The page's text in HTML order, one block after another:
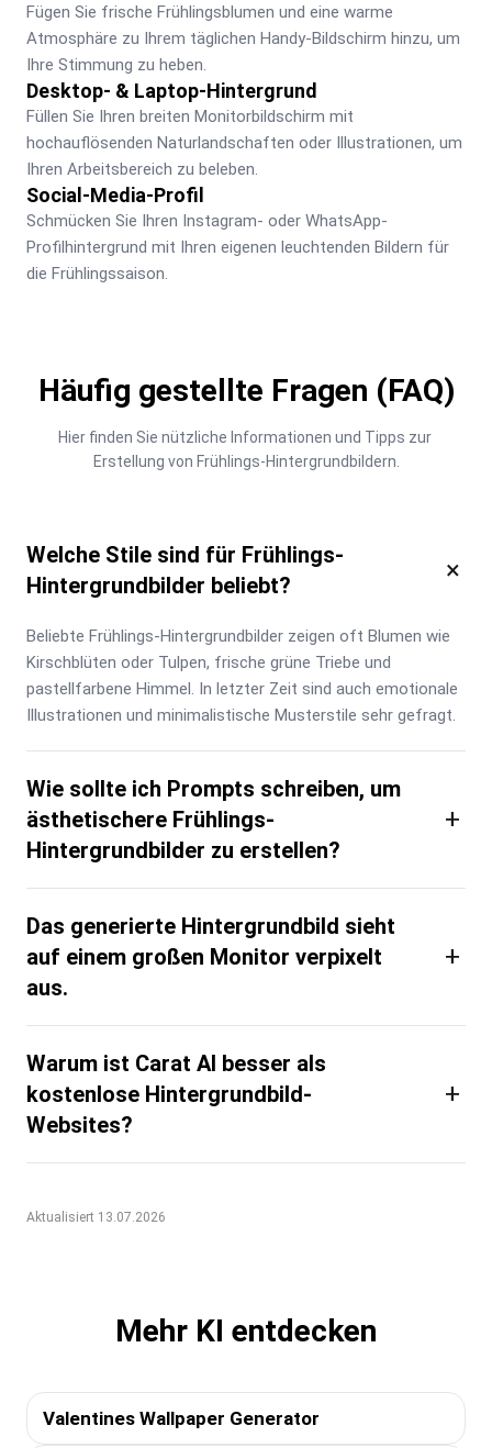
Fügen Sie frische Frühlingsblumen und eine warme
Atmosphäre zu Ihrem täglichen Handy-Bildschirm hinzu, um
Ihre Stimmung zu heben.
Desktop- & Laptop-Hintergrund
Füllen Sie Ihren breiten Monitorbildschirm mit
hochauflösenden Naturlandschaften oder Illustrationen, um
Ihren Arbeitsbereich zu beleben.
Social-Media-Profil
Schmücken Sie Ihren Instagram- oder WhatsApp-
Profilhintergrund mit Ihren eigenen leuchtenden Bildern für
die Frühlingssaison.
Häufig gestellte Fragen (FAQ)
Hier finden Sie nützliche Informationen und Tipps zur
Erstellung von Frühlings-Hintergrundbildern.
Welche Stile sind für Frühlings-
Hintergrundbilder beliebt?
×
Beliebte Frühlings-Hintergrundbilder zeigen oft Blumen wie
Kirschblüten oder Tulpen, frische grüne Triebe und
pastellfarbene Himmel. In letzter Zeit sind auch emotionale
Illustrationen und minimalistische Musterstile sehr gefragt.
Wie sollte ich Prompts schreiben, um
ästhetischere Frühlings-
Hintergrundbilder zu erstellen?
+
Das generierte Hintergrundbild sieht
auf einem großen Monitor verpixelt
aus.
+
Warum ist Carat AI besser als
kostenlose Hintergrundbild-
Websites?
+
Aktualisiert 13.07.2026
Mehr KI entdecken
Valentines Wallpaper Generator